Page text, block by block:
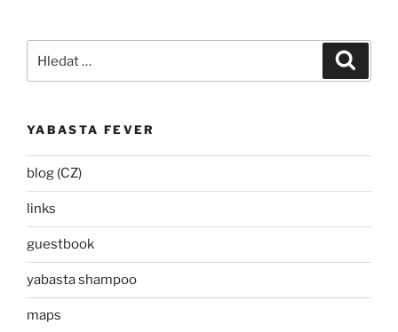
YABASTA FEVER
blog (CZ)
links
guestbook
yabasta shampoo
maps